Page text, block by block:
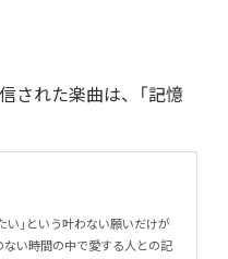
された楽曲は、「記憶
い」という叶わない願いだけが
ない時間の中で愛する人との記